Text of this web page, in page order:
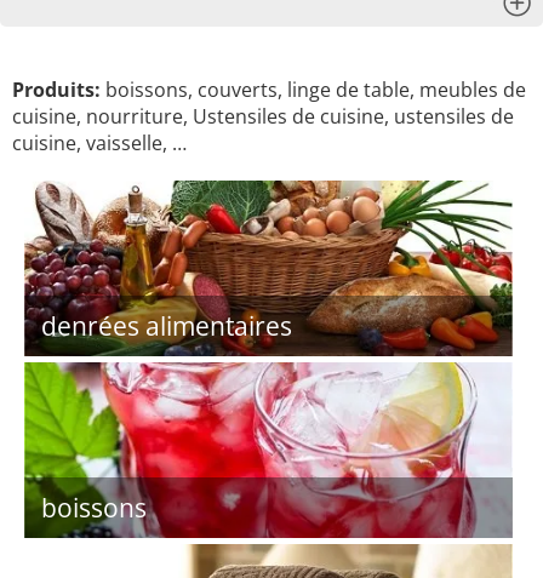
Produits: boissons, couverts, linge de table, meubles de
cuisine, nourriture, Ustensiles de cuisine, ustensiles de
cuisine, vaisselle, …
denrées alimentaires
boissons